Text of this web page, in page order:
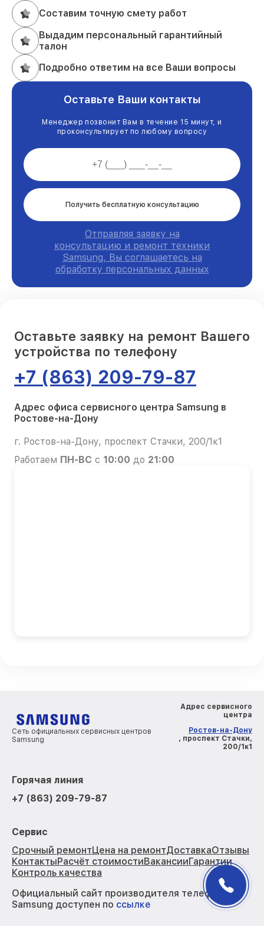
Составим точную смету работ
Выдадим персональный гарантийный
талон
Подробно ответим на все Ваши вопросы
Оставьте Ваши контакты
Менеджер позвонит Вам в течение 15 минут, и
проконсультирует по любому вопросу
Получить бесплатную консультацию
Отправляя заявку на
консультацию и ремонт техники
Samsung, Вы соглашаетесь на
обработку персональных данных
Оставьте заявку на ремонт Вашего
устройства по телефону
+7 (863) 209-79-87
Адрес офиса сервисного центра Samsung в
Ростове-на-Дону
г. Ростов-на-Дону, проспект Стачки, 200/1к1
Работаем ПН-ВС с 10:00 до 21:00
Сеть официальных сервисных центров
Samsung
Адрес сервисного
центра
Ростов-на-Дону
, проспект Стачки,
200/1к1
Горячая линия
+7 (863) 209-79-87
Сервис
Срочный ремонтЦена на ремонтДоставкаОтзывы
КонтактыРасчёт стоимостиВакансииГарантии
Контроль качества
Официальный сайт производителя телефонов
Samsung доступен по ссылке